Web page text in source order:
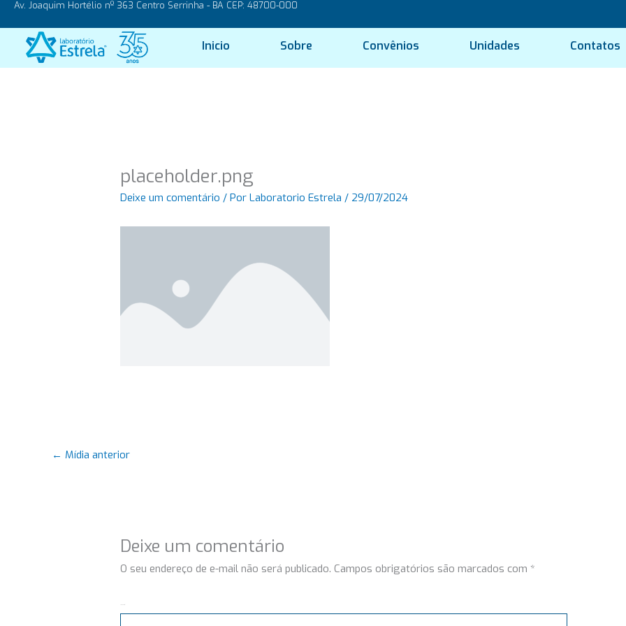
para
conteúdo
Av. Joaquim Hortélio nº 363 Centro Serrinha - BA CEP: 48700-000
Inicio Sobre Convênios Unidades Contatos
placeholder.png
Deixe um comentário / PorLaboratorio Estrela/ 29/07/2024
← Mídia anterior
Deixe um comentário
O seu endereço de e-mail não será publicado. Campos obrigatórios são marcados com *